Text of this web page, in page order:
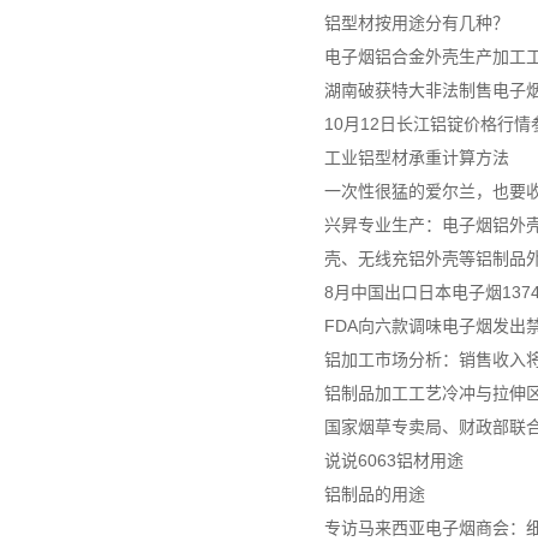
铝型材按用途分有几种？
电子烟铝合金外壳生产加工
湖南破获特大非法制售电子
10月12日长江铝锭价格行情
工业铝型材承重计算方法
一次性很猛的爱尔兰，也要
兴昇专业生产：电子烟铝外
壳、无线充铝外壳等铝制品
8月中国出口日本电子烟
FDA向六款调味电子烟发出
铝加工市场分析：销售收入
铝制品加工工艺冷冲与拉伸
国家烟草专卖局、财政部联
说说6063铝材用途
铝制品的用途
专访马来西亚电子烟商会：